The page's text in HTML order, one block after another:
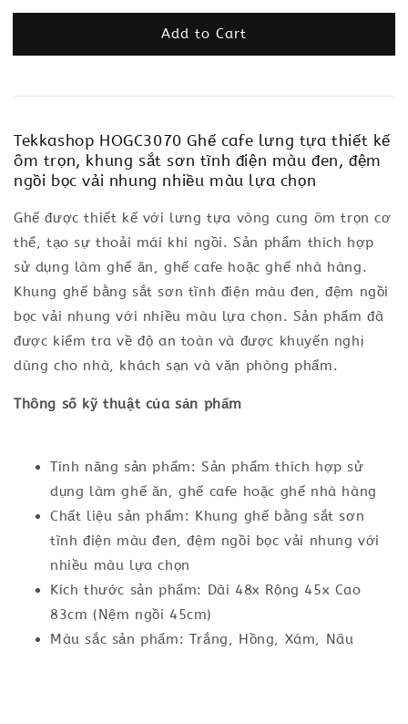
Add to Cart
Tekkashop HOGC3070 Ghế cafe lưng tựa thiết kế
ôm trọn, khung sắt sơn tĩnh điện màu đen, đệm
ngồi bọc vải nhung nhiều màu lựa chọn
Ghế được thiết kế với lưng tựa vòng cung ôm trọn cơ
thể, tạo sự thoải mái khi ngồi. Sản phẩm thích hợp
sử dụng làm ghế ăn, ghế cafe hoặc ghế nhà hàng.
Khung ghế bằng sắt sơn tĩnh điện màu đen, đệm ngồi
bọc vải nhung với nhiều màu lựa chọn. Sản phẩm đã
được kiểm tra về độ an toàn và được khuyến nghị
dùng cho nhà, khách sạn và văn phòng phẩm.
Thông số kỹ thuật của sản phẩm
Tính năng sản phẩm: Sản phẩm thích hợp sử
dụng làm ghế ăn, ghế cafe hoặc ghế nhà hàng
Chất liệu sản phẩm: Khung ghế bằng sắt sơn
tĩnh điện màu đen, đệm ngồi bọc vải nhung với
nhiều màu lựa chọn
Kích thước sản phẩm: Dài 48x Rộng 45x Cao
83cm (Nệm ngồi 45cm)
Màu sắc sản phẩm: Trắng, Hồng, Xám, Nâu